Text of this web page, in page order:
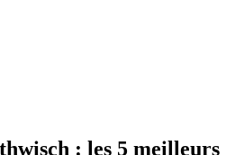
: les 5 meilleurs